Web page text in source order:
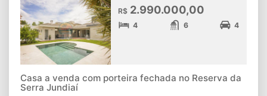
R$ 2.990.000,00
4 6 4
Casa a venda com porteira fechada no Reserva da
Serra Jundiaí